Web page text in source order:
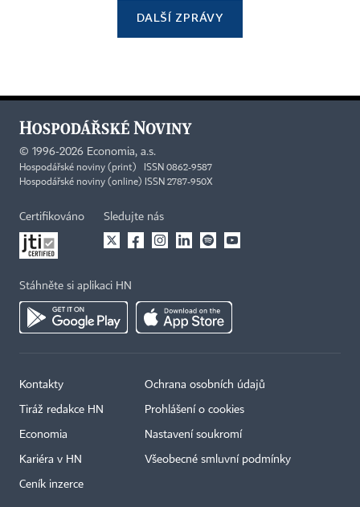
DALŠÍ ZPRÁVY
© 1996-2026 Economia, a.s.
Hospodářské noviny (print) ISSN 0862-9587
Hospodářské noviny (online) ISSN 2787-950X
Certifikováno Sledujte nás
Stáhněte si aplikaci HN
Kontakty
Tiráž redakce HN
Economia
Kariéra v HN
Ceník inzerce
Ochrana osobních údajů
Prohlášení o cookies
Nastavení soukromí
Všeobecné smluvní podmínky